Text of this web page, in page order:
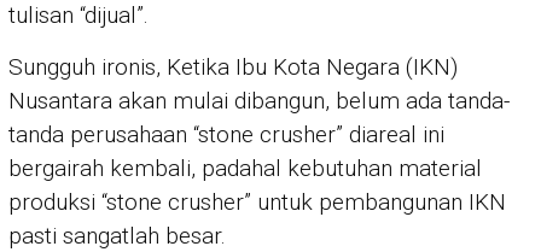
tulisan “dijual”.
Sungguh ironis, Ketika Ibu Kota Negara (IKN)
Nusantara akan mulai dibangun, belum ada tanda-
tanda perusahaan “stone crusher” diareal ini
bergairah kembali, padahal kebutuhan material
produksi “stone crusher” untuk pembangunan IKN
pasti sangatlah besar.